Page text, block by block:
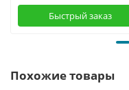
Быстрый заказ
Похожие товары